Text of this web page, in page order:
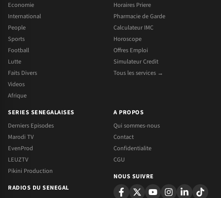
Economie
International
People
Sports
Football
Lutte
Faits Divers
Videos
Afrique
Horaires Priere
Pharmacie de Garde
Calculateur IMC
Horoscope
Offres Emploi
Simulateur Credit
Tous les services →
SERIES SENEGALAISES
Derniers Episodes
Marodi TV
EvenProd
LEUZTV
Pikini Production
RADIOS DU SENEGAL
A PROPOS
Qui sommes-nous
Contact
Confidentialite
CGU
NOUS SUIVRE